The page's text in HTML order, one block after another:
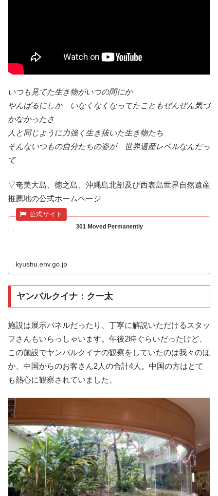
いつも見てた生き物がいつの間にか
やんばるにしか いなくなくなってたこともぜんぜん気づ
かなかったさ
人と同じように力強く生き抜いた生き物たち
そんないつもの自分たちの姿が 世界遺産レベルなんだっ
て
▽奄美大島、徳之島、沖縄島北部及び西表島世界自然遺産
推薦地の公式ホームページ
301 Moved Permanently
kyushu.env.go.jp
ヤンバルクイナ：クー太
施設は展示パネルだったり、丁寧に解説いただけるスタッ
フさんもいらっしゃいます。午後2時ぐらいだったけど、
この施設でヤンバルクイナの観察をしていたのは我々のほ
か、中国からのお客さん2人の合計4人。中国の方はとて
も熱心に観察されていました。